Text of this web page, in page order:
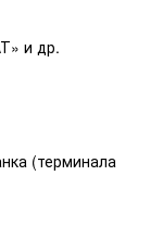
и др.
(терминала